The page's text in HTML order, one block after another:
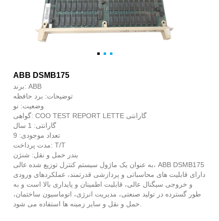
ABB DSMB175
برند: ABB
توضیحات: برد حافظه
وضعیت: نو
گواهی: COO TEST REPORT LETTE گارانتی
گارانتی: 1 سال
تعداد موجودی: 9
مدت پرداخت: T/T
بندر حمل و نقل: شنژن
به عنوان یک ماژول سیستم کنترل توزیع شده عالی، ABB DSMB175
دارای قابلیت های محاسباتی و پردازشی قدرتمند، عملکردهای ورودی
و خروجی سیگنال عالی، قابلیت اطمینان و پایداری بالا است و به
طور گسترده در تولید صنعتی، مدیریت انرژی، اتوماسیون ساختمان،